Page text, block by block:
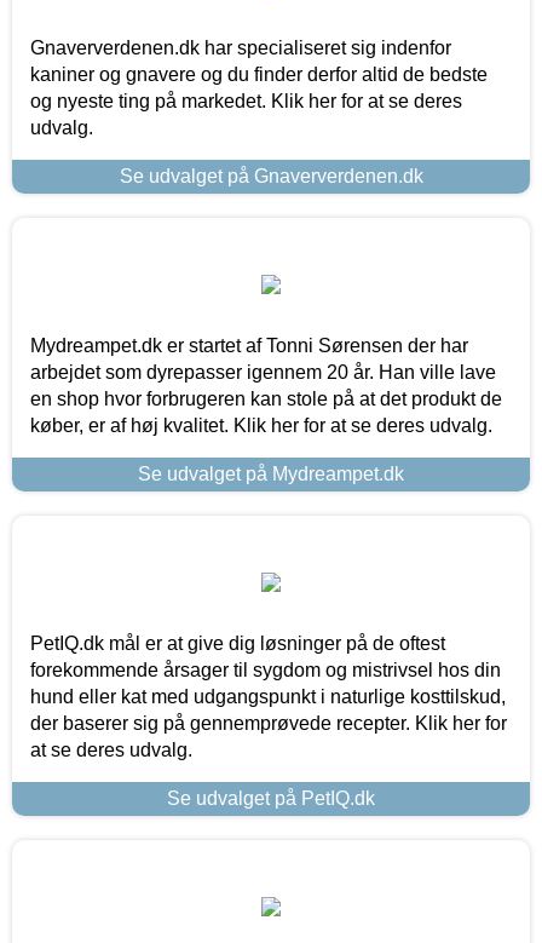
Gnaververdenen.dk har specialiseret sig indenfor
kaniner og gnavere og du finder derfor altid de bedste
og nyeste ting på markedet. Klik her for at se deres
udvalg.
Se udvalget på Gnaververdenen.dk
Mydreampet.dk er startet af Tonni Sørensen der har
arbejdet som dyrepasser igennem 20 år. Han ville lave
en shop hvor forbrugeren kan stole på at det produkt de
køber, er af høj kvalitet. Klik her for at se deres udvalg.
Se udvalget på Mydreampet.dk
PetIQ.dk mål er at give dig løsninger på de oftest
forekommende årsager til sygdom og mistrivsel hos din
hund eller kat med udgangspunkt i naturlige kosttilskud,
der baserer sig på gennemprøvede recepter. Klik her for
at se deres udvalg.
Se udvalget på PetIQ.dk